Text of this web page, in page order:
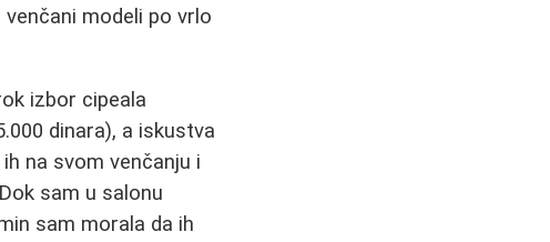
modeli po vrlo
izbor cipeala
dinara), a iskustva
na svom venčanju i
sam u salonu
sam morala da ih